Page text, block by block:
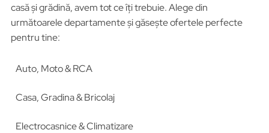
casă și grădină, avem tot ce îți trebuie. Alege din
următoarele departamente și găsește ofertele perfecte
pentru tine:
Auto, Moto & RCA
Casa, Gradina & Bricolaj
Electrocasnice & Climatizare